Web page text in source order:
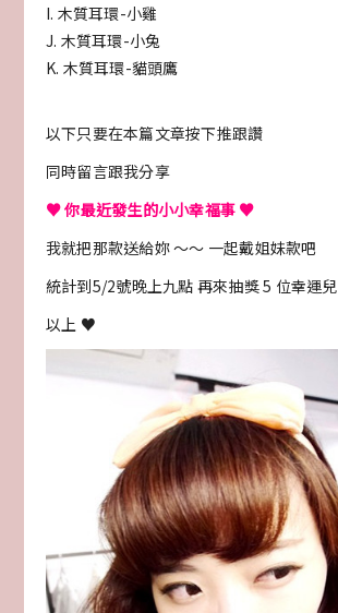
I. 木質耳環-小雞
J. 木質耳環-小兔
K. 木質耳環-貓頭鷹
以下只要在本篇文章按下推跟讚
同時留言跟我分享
♥你最近發生的小小幸福事 ♥
我就把那款送給妳 ～～ 一起戴姐妹款吧
統計到5/2號晚上九點 再來抽獎 5 位幸運兒
以上 ♥